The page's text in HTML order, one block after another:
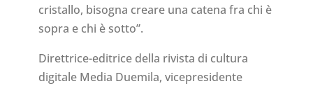
cristallo, bisogna creare una catena fra chi è
sopra e chi è sotto”.
Direttrice-editrice della rivista di cultura
digitale Media Duemila, vicepresidente